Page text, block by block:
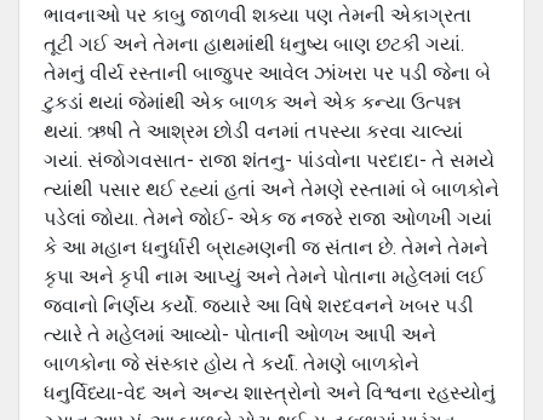
ભાવનાઓ પર કાબુ જાળવી શક્યા પણ તેમની એકાગ્રતા
તૂટી ગઈ અને તેમના હાથમાંથી ધનુષ્ય બાણ છટકી ગયાં.
તેમનું વીર્ય રસ્તાની બાજુપર આવેલ ઝાંખરા પર પડી જેના બે
ટુકડાં થયાં જેમાંથી એક બાળક અને એક કન્યા ઉત્પન્ન
થયાં. ઋષી તે આશ્રમ છોડી વનમાં તપસ્યા કરવા ચાલ્યાં
ગયાં. સંજોગવસાત- રાજા શંતનુ- પાંડવોના પરદાદા- તે સમયે
ત્યાંથી પસાર થઈ રહ્યાં હતાં અને તેમણે રસ્તામાં બે બાળકોને
પડેલાં જોયા. તેમને જોઈ- એક જ નજરે રાજા ઓળખી ગયાં
કે આ મહાન ધનુર્ધારી બ્રાહ્મણની જ સંતાન છે. તેમને તેમને
કૃપા અને કૃપી નામ આપ્યું અને તેમને પોતાના મહેલમાં લઈ
જવાનો નિર્ણય કર્યો. જ્યારે આ વિષે શરદવનને ખબર પડી
ત્યારે તે મહેલમાં આવ્યો- પોતાની ઓળખ આપી અને
બાળકોના જે સંસ્કાર હોય તે કર્યાં. તેમણે બાળકોને
ધનુર્વિધ્યા-વેદ અને અન્ય શાસ્ત્રોનો અને વિશ્વના રહસ્યોનું